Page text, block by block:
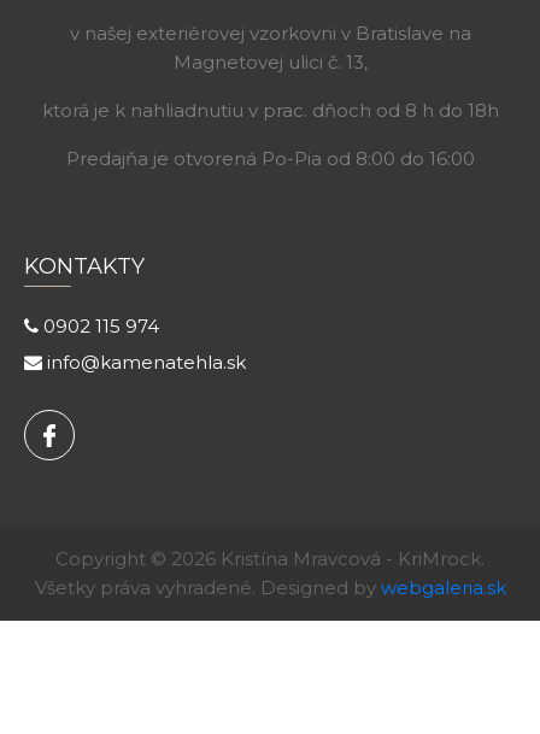
v našej exteriérovej vzorkovni v Bratislave na
Magnetovej ulici č. 13,
ktorá je k nahliadnutiu v prac. dňoch od 8 h do 18h
Predajňa je otvorená Po-Pia od 8:00 do 16:00
KONTAKTY
0902 115 974
info@kamenatehla.sk
Copyright © 2026 Kristína Mravcová - KriMrock.
Všetky práva vyhradené. Designed by webgaleria.sk